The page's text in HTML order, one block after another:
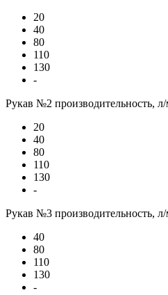
20
40
80
110
130
-
Рукав №2 производительность,
20
40
80
110
130
-
Рукав №3 производительность,
40
80
110
130
-